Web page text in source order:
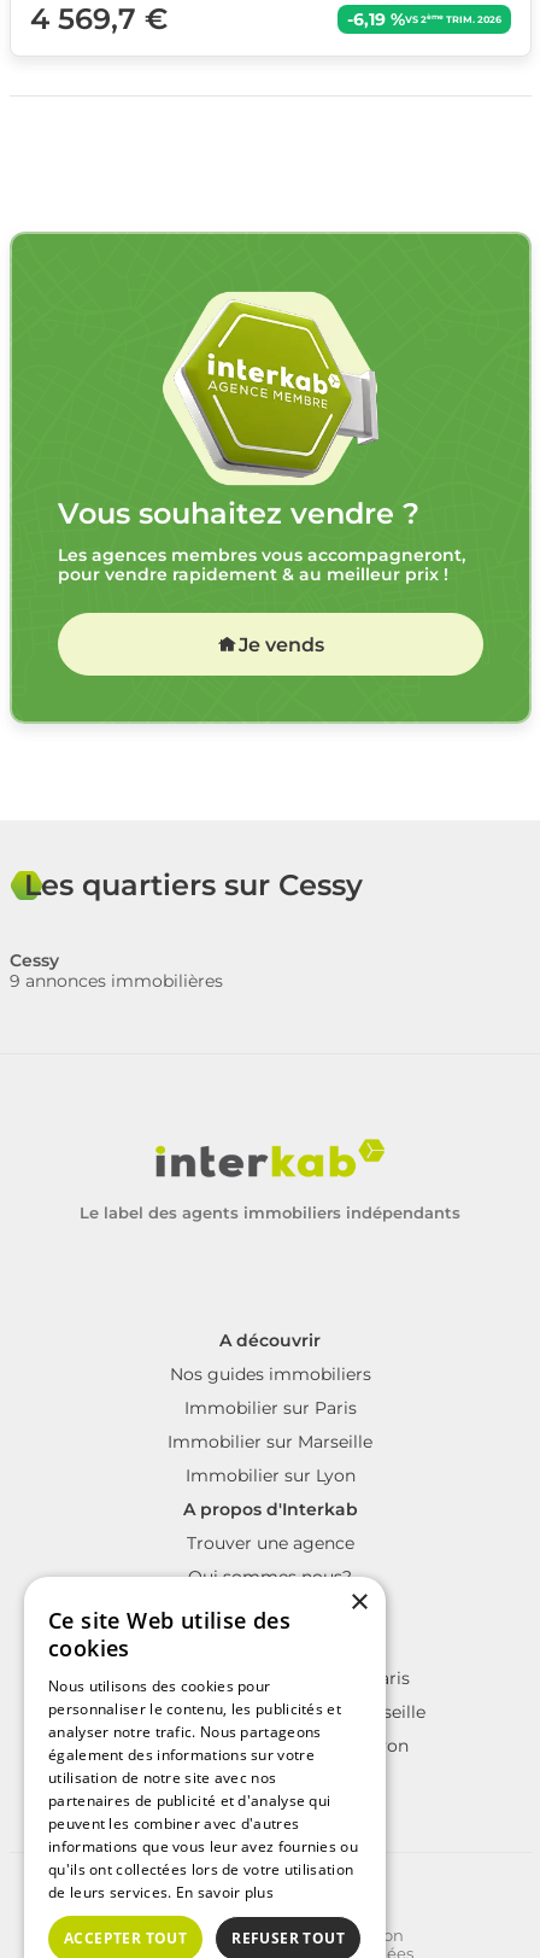
4 569,7 € -6,19 %VS 2èmeTRIM. 2026
Vous souhaitez vendre ?
Les agences membres vous accompagneront,
pour vendre rapidement & au meilleur prix !
Je vends
Les quartiers sur Cessy
Cessy
9 annonces immobilières
Le label des agents immobiliers indépendants
A découvrir
Nos guides immobiliers
Immobilier sur Paris
Immobilier sur Marseille
Immobilier sur Lyon
A propos d'Interkab
Trouver une agence
Qui sommes nous?
La charte Interkab
Annonces immobilières sur Paris
Annonces immobilières sur Marseille
Annonces immobilières sur Lyon
©2025 | Tous droits réservés
Plan du site
Conditions Générales d'Utilisation
Politique de protection des données
×
Ce site Web utilise des
cookies
Nous utilisons des cookies pour
personnaliser le contenu, les publicités et
analyser notre trafic. Nous partageons
également des informations sur votre
utilisation de notre site avec nos
partenaires de publicité et d'analyse qui
peuvent les combiner avec d'autres
informations que vous leur avez fournies ou
qu'ils ont collectées lors de votre utilisation
de leurs services. En savoir plus
ACCEPTER TOUT REFUSER TOUT